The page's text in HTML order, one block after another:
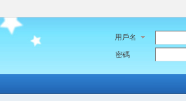
用戶名
密碼